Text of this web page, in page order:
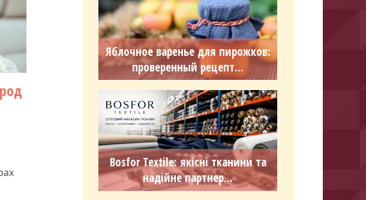
Яблочное варенье для пирожков:
проверенный рецепт...
Bosfor Textile: якісні тканини та
надійне партнер...